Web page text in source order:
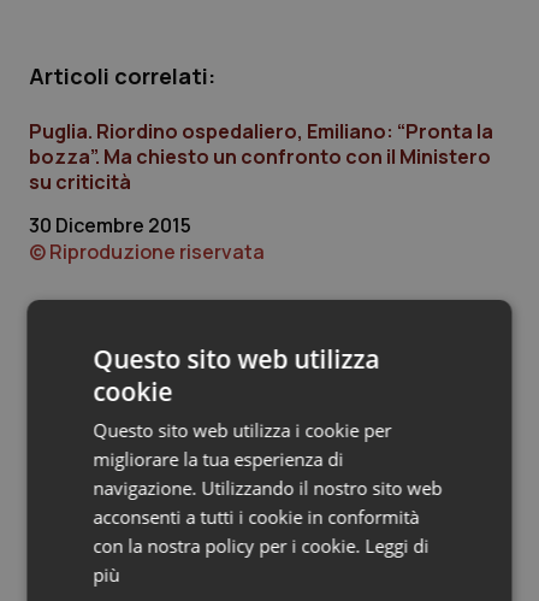
Provincia Autonoma di Bolzano
Provincia Autonoma di Trento
Sardegna
Sicilia
Toscana
Umbria
Infezioni & Febbre
Ipertensione & Scompenso
Malattia di Crohn & Rettocolite Ulcerosa
Neuroscienze & patologie neurodegenerative
Obesità
Oftalmologia
Articoli correlati:
Puglia. Riordino ospedaliero, Emiliano: “Pronta la
bozza”. Ma chiesto un confronto con il Ministero
su criticità
30 Dicembre 2015
© Riproduzione riservata
Ultime analisi e review da QS Pro
Gold
Cloud sanitario: infrastrutture,
compliance, GDPR e Risk management
Gestione dell'Ipertensione resistente:
Questo sito web utilizza
cookie
Questo sito web utilizza i cookie per
migliorare la tua esperienza di
navigazione. Utilizzando il nostro sito web
acconsenti a tutti i cookie in conformità
con la nostra policy per i cookie. Leggi di
più